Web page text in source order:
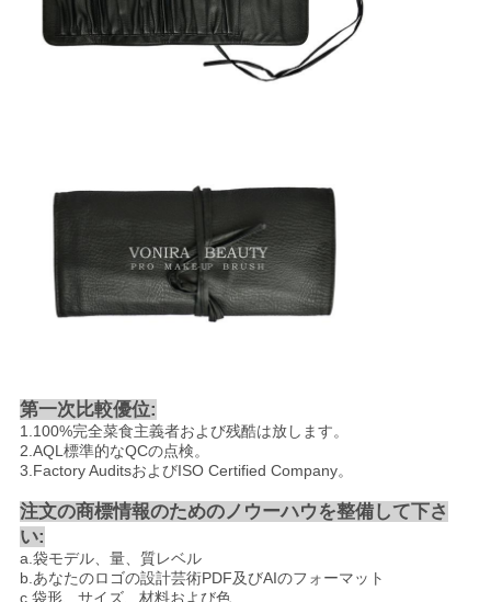
第一次比較優位:
1.100%完全菜食主義者および残酷は放します。
2.AQL標準的なQCの点検。
3.Factory AuditsおよびISO Certified Company。
注文の商標情報のためのノウーハウを整備して下さ
い:
a.袋モデル、量、質レベル
b.あなたのロゴの設計芸術PDF及びAIのフォーマット
c.袋形、サイズ、材料および色